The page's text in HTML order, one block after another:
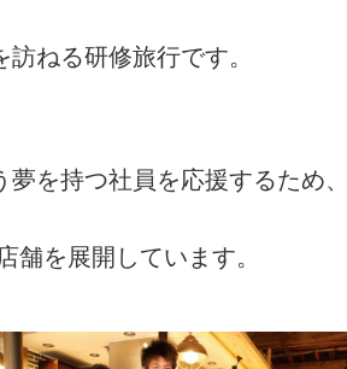
ねる研修旅行です。
を持つ社員を応援するため
舗を展開しています。